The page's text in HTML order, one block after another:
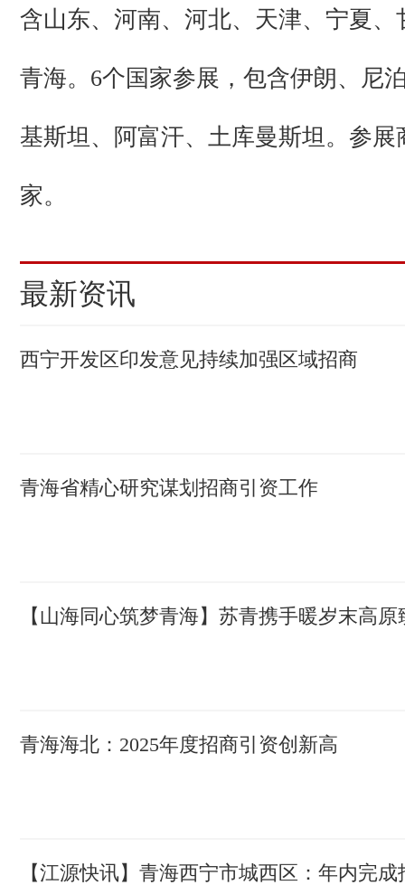
含山东、河南、河北、天津、宁夏、
青海。6个国家参展，包含伊朗、尼
基斯坦、阿富汗、土库曼斯坦。参展
家。
最新资讯
西宁开发区印发意见持续加强区域招商
青海省精心研究谋划招商引资工作
【山海同心筑梦青海】苏青携手暖岁末高
青海海北：2025年度招商引资创新高
【江源快讯】青海西宁市城西区：年内完